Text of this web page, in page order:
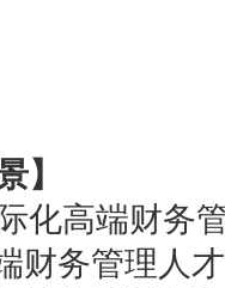
高端财务管
财务管理人